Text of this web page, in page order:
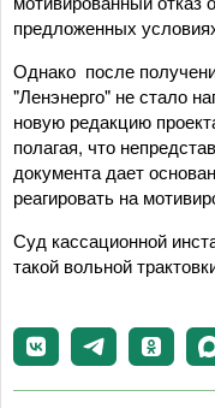
предложенных
Однако после
"Ленэнерго" не стало
новую редакцию
полагая, что
документа дает
реагировать на
Суд кассационной
такой вольной